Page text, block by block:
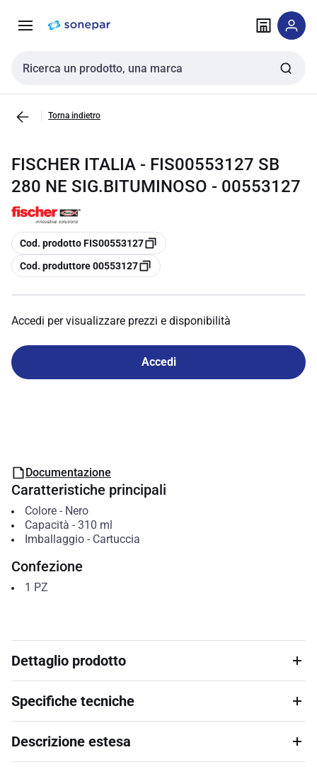
navigazione alla
Cerca input
Torna indietro
FISCHER ITALIA - FIS00553127 SB
280 NE SIG.BITUMINOSO - 00553127
copia
Cod. prodotto FIS00553127
copia
Cod. produttore 00553127
Accedi per visualizzare prezzi e disponibilità
Accedi
Documentazione
Caratteristiche principali
Colore- Nero
Capacità - 310 ml
Imballaggio- Cartuccia
Confezione
1 PZ
Dettaglio prodotto
Specifiche tecniche
Descrizione estesa